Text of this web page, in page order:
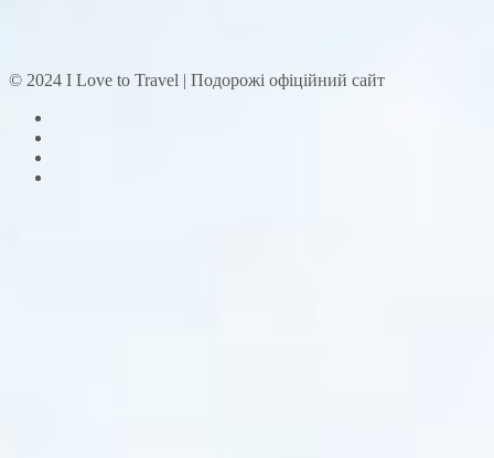
© 2024 I Love to Travel | Подорожі офіційний сайт